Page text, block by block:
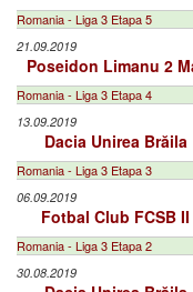
Romania - Liga 3 Etapa 5
21.09.2019
Poseidon Limanu 2
Romania - Liga 3 Etapa 4
13.09.2019
Dacia Unirea Brăila
Romania - Liga 3 Etapa 3
06.09.2019
Fotbal Club FCSB II
Romania - Liga 3 Etapa 2
30.08.2019